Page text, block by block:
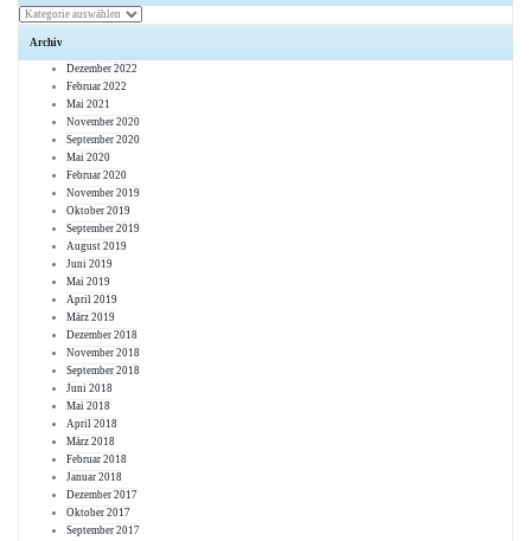
Kategorien
Archiv
Dezember 2022
Februar 2022
Mai 2021
November 2020
September 2020
Mai 2020
Februar 2020
November 2019
Oktober 2019
September 2019
August 2019
Juni 2019
Mai 2019
April 2019
März 2019
Dezember 2018
November 2018
September 2018
Juni 2018
Mai 2018
April 2018
März 2018
Februar 2018
Januar 2018
Dezember 2017
Oktober 2017
September 2017